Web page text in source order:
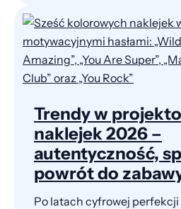
Trendy w
naklejek 2026 –
autentyczność,
powrót do
Po latach cyfrowej